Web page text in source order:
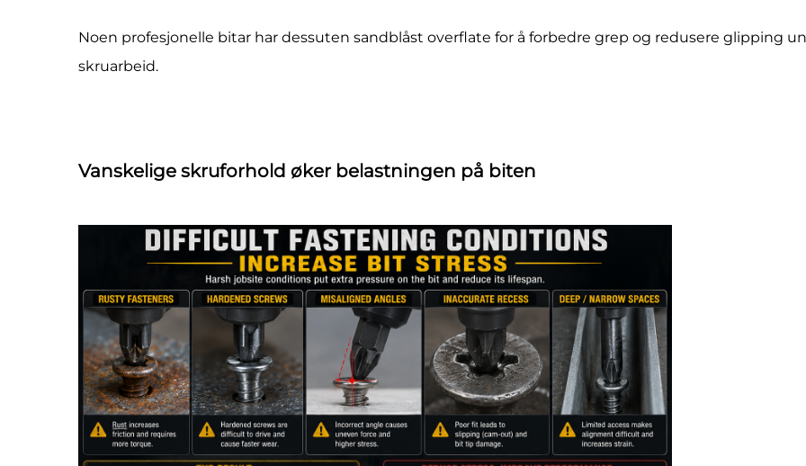
Noen profesjonelle bitar har dessuten sandblåst overflate for å forbedre grep og redusere glipping
skruarbeid.
Vanskelige skruforhold øker belastningen på biten